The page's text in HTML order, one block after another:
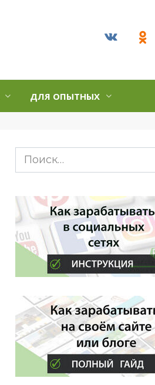
ДЛЯ ОПЫТНЫХ
Search
for: